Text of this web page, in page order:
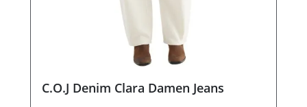
C.O.J Denim Clara Damen Jeans